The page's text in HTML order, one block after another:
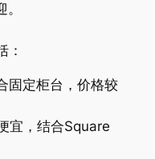
：
固定柜台，价格较
宜，结合Square